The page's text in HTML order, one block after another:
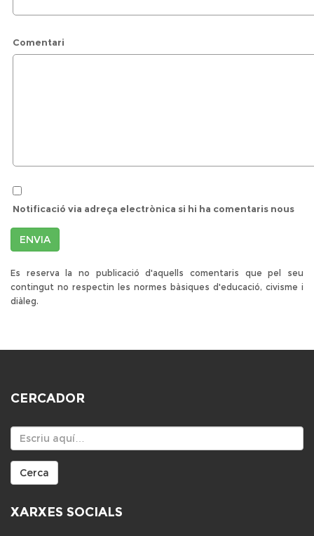
Comentari
Notificació via adreça electrònica si hi ha comentaris nous
ENVIA
Es reserva la no publicació d'aquells comentaris que pel seu
contingut no respectin les normes bàsiques d'educació, civisme i
diàleg.
CERCADOR
Cercador
Cerca
XARXES SOCIALS